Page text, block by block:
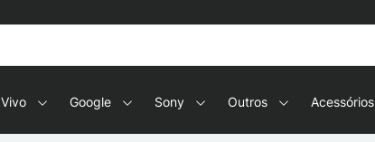
Vivo Google Sony Outros Acessórios